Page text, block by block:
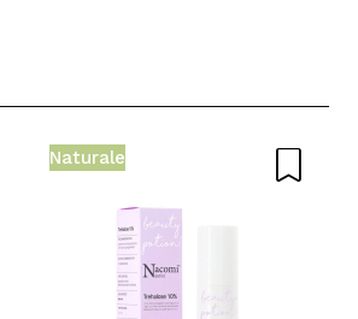
Naturale